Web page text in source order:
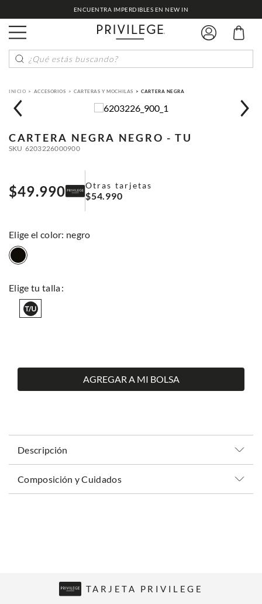
ENCUENTRA IMPERDIBLES EN NEW IN
¿Qué estás buscando?
ACCESORIOS CARTERAS Y MOCHILAS CARTERA NEGRA
CARTERA NEGRA NEGRO - TU
SKU 6203226000900
$49.990 Otras tarjetas
$54.990
: negro
AGREGAR A MI BOLSA
Descripción
Composición y Cuidados
TARJETA PRIVILEGE